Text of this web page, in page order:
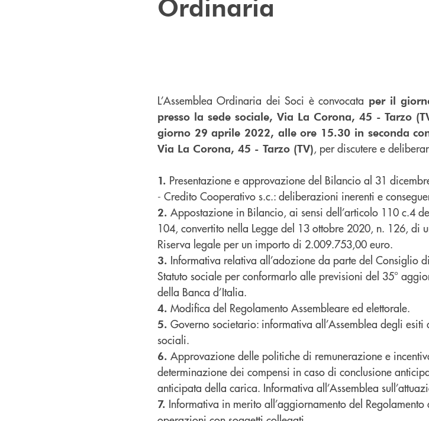
L’Assemblea Ordinaria dei Soci è convocata per il
presso la sede sociale, Via La Corona, 45 - Tarzo
giorno 29 aprile 2022, alle ore 15.30 in seconda
Via La Corona, 45 - Tarzo (TV), per discutere e
1. Presentazione e approvazione del Bilancio al 31
- Credito Cooperativo s.c.: deliberazioni inerenti e
2. Appostazione in Bilancio, ai sensi dell’articolo 110 c.4
104, convertito nella Legge del 13 ottobre 2020, n. 126, di
Riserva legale per un importo di 2.009.753,00 euro.
3. Informativa relativa all’adozione da parte del Consiglio
Statuto sociale per conformarlo alle previsioni del 35°
della Banca d’Italia.
4. Modifica del Regolamento Assembleare ed elettorale.
5. Governo societario: informativa all’Assemblea degli
sociali.
6. Approvazione delle politiche di remunerazione e
determinazione dei compensi in caso di conclusione
anticipata della carica. Informativa all’Assemblea
7. Informativa in merito all’aggiornamento del